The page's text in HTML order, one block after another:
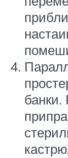
банки.